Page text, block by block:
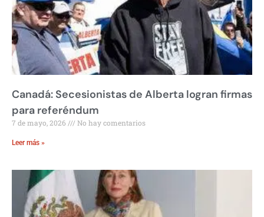
Canadá: Secesionistas de Alberta logran firmas
para referéndum
7 de mayo, 2026 No hay comentarios
Leer más »